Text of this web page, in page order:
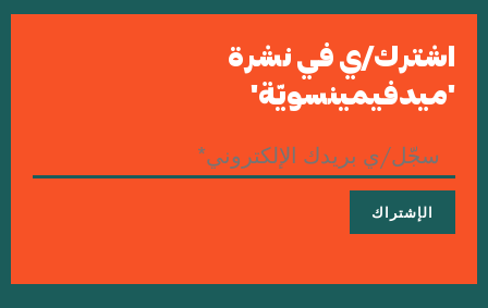
اشترك/ي في نشرة
'ميدفيمينسويّة'